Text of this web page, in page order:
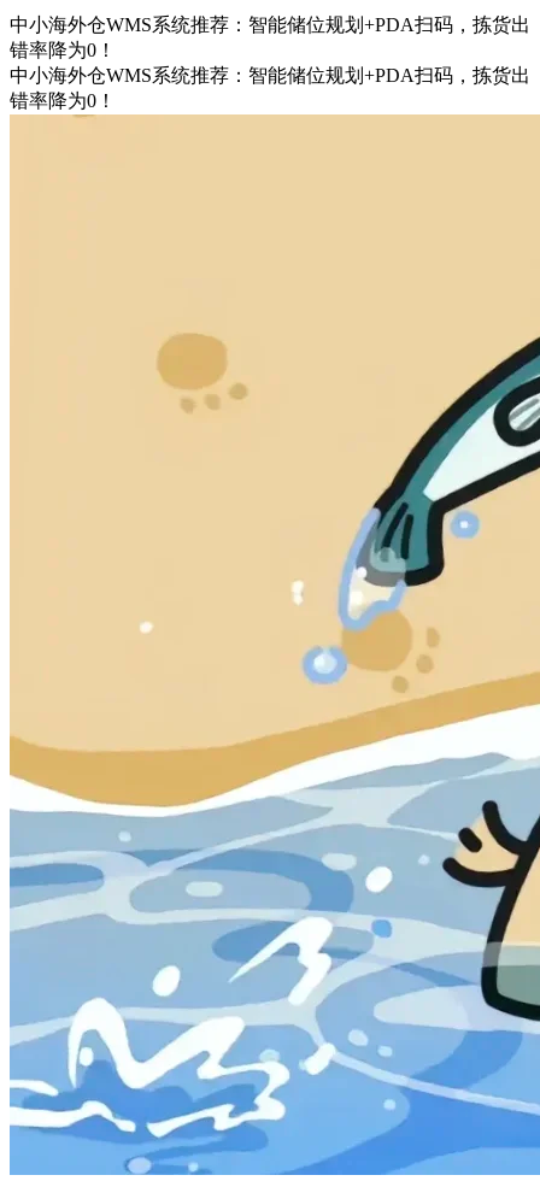
中小海外仓WMS系统推荐：智能储位规划+PDA扫码，拣货出
错率降为0！
中小海外仓WMS系统推荐：智能储位规划+PDA扫码，拣货出
错率降为0！